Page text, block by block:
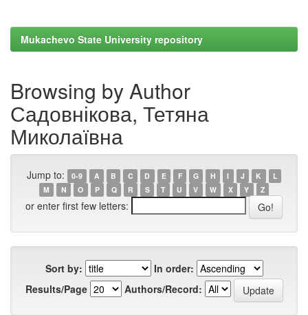
Mukachevo State University repository
Browsing by Author
Садовнікова, Тетяна
Миколаївна
Jump to: 0-9 A B C D E F G H I J K
L
M
N O P Q R S T U V W X Y Z
or enter first few letters:
Sort by:
In order:
Results/Page
Authors/Record: